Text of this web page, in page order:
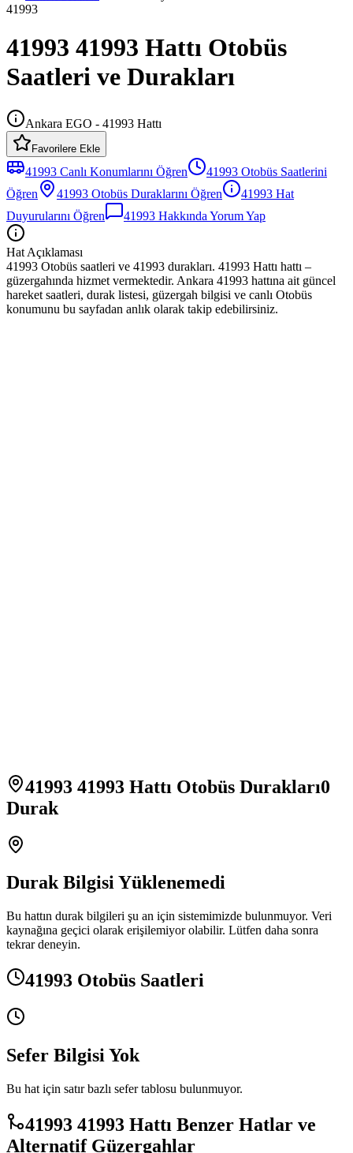
41993
41993 41993 Hattı Otobüs
Saatleri ve Durakları
Ankara EGO - 41993 Hattı
Favorilere Ekle
41993 Canlı Konumlarını Öğren 41993 Otobüs Saatlerini
Öğren
41993 Otobüs Duraklarını Öğren 41993 Hat
Duyurularını Öğren
41993 Hakkında Yorum Yap
Hat Açıklaması
41993 Otobüs saatleri ve 41993 durakları. 41993 Hattı hattı –
güzergahında hizmet vermektedir. Ankara 41993 hattına ait güncel
hareket saatleri, durak listesi, güzergah bilgisi ve canlı Otobüs
konumunu bu sayfadan anlık olarak takip edebilirsiniz.
41993 41993 Hattı Otobüs Durakları0
Durak
Durak Bilgisi Yüklenemedi
Bu hattın durak bilgileri şu an için sistemimizde bulunmuyor. Veri
kaynağına geçici olarak erişilemiyor olabilir. Lütfen daha sonra
tekrar deneyin.
41993 Otobüs Saatleri
Sefer Bilgisi Yok
Bu hat için satır bazlı sefer tablosu bulunmuyor.
41993 41993 Hattı Benzer Hatlar ve
Alternatif Güzergahlar